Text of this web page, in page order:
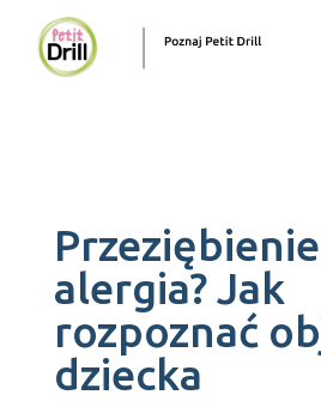
alergia? Jak
rozpoznać
dziecka